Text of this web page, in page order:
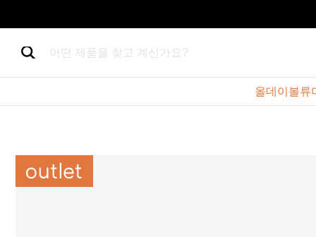
어떤 제품을 찾고 계신가요?
올데이볼류